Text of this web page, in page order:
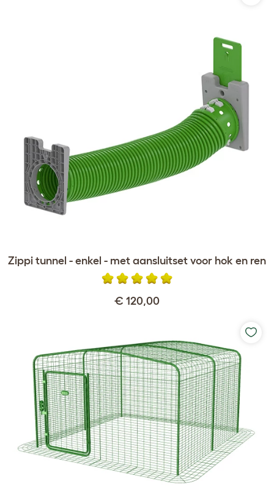
Zippi tunnel - enkel - met aansluitset voor hok en ren
€ 120,00